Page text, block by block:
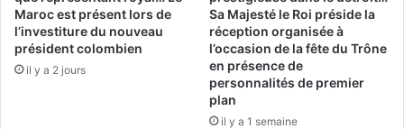
Maroc est présent lors de
l’investiture du nouveau
président colombien
il y a 2 jours
Sa Majesté le Roi préside la
réception organisée à
l’occasion de la fête du Trône
en présence de
personnalités de premier
plan
il y a 1 semaine